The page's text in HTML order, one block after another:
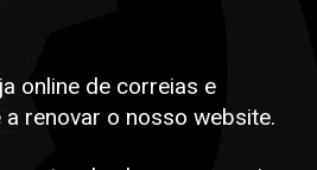
online de correias e
renovar o nosso website.